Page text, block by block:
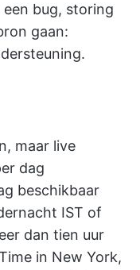
bug, storing
gaan:
maar live
dag
beschikbaar
IST of
dan tien uur
in New York,